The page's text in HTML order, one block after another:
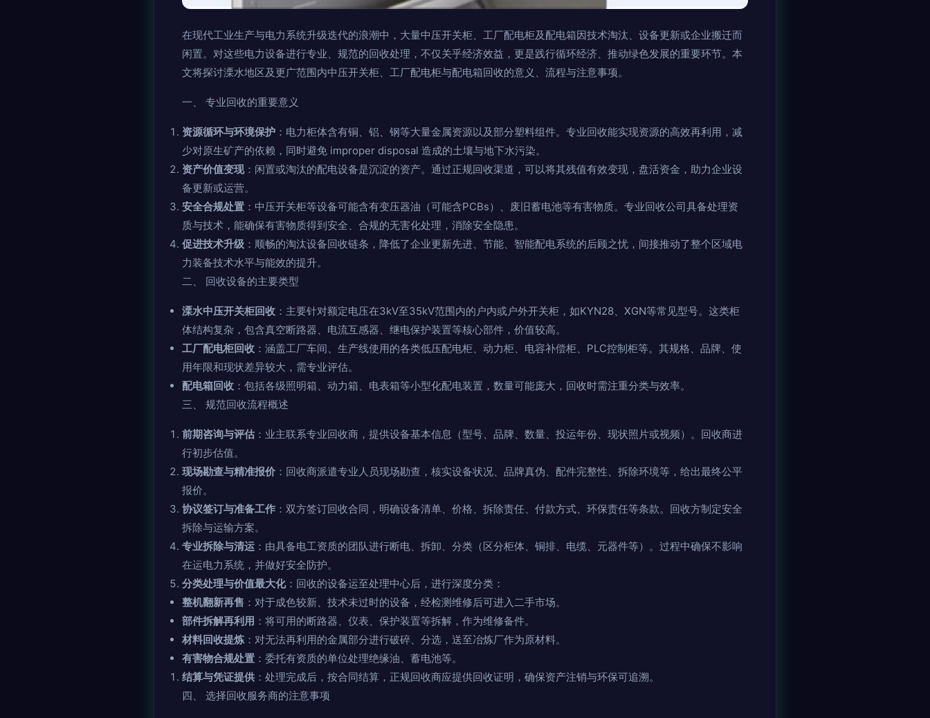
在现代工业生产与电力系统升级迭代的浪潮中，大量中压开关柜、工厂配电柜及配电箱因技术淘汰、设备更新或企业搬迁而
闲置。对这些电力设备进行专业、规范的回收处理，不仅关乎经济效益，更是践行循环经济、推动绿色发展的重要环节。本
文将探讨溧水地区及更广范围内中压开关柜、工厂配电柜与配电箱回收的意义、流程与注意事项。
一、 专业回收的重要意义
资源循环与环境保护 ：电力柜体含有铜、铝、钢等大量金属资源以及部分塑料组件。专业回收能实现资源的高效再利用，减
少对原生矿产的依赖，同时避免 improper disposal 造成的土壤与地下水污染。
资产价值变现：闲置或淘汰的配电设备是沉淀的资产。通过正规回收渠道，可以将其残值有效变现，盘活资金，助力企业设
备更新或运营。
安全合规处置 ：中压开关柜等设备可能含有变压器油（可能含PCBs）、废旧蓄电池等有害物质。专业回收公司具备处理资
质与技术，能确保有害物质得到安全、合规的无害化处理，消除安全隐患。
促进技术升级 ：顺畅的淘汰设备回收链条，降低了企业更新先进、节能、智能配电系统的后顾之忧，间接推动了整个区域电
力装备技术水平与能效的提升。
二、 回收设备的主要类型
溧水中压开关柜回收 ：主要针对额定电压在3kV至35kV范围内的户内或户外开关柜，如KYN28、XGN等常见型号。这类柜
体结构复杂，包含真空断路器、电流互感器、继电保护装置等核心部件，价值较高。
工厂配电柜回收 ：涵盖工厂车间、生产线使用的各类低压配电柜、动力柜、电容补偿柜、PLC控制柜等。其规格、品牌、使
用年限和现状差异较大，需专业评估。
配电箱回收 ：包括各级照明箱、动力箱、电表箱等小型化配电装置，数量可能庞大，回收时需注重分类与效率。
三、 规范回收流程概述
前期咨询与评估 ：业主联系专业回收商，提供设备基本信息（型号、品牌、数量、投运年份、现状照片或视频）。回收商进
行初步估值。
现场勘查与精准报价 ：回收商派遣专业人员现场勘查，核实设备状况、品牌真伪、配件完整性、拆除环境等，给出最终公平
报价。
协议签订与准备工作 ：双方签订回收合同，明确设备清单、价格、拆除责任、付款方式、环保责任等条款。回收方制定安全
拆除与运输方案。
专业拆除与清运 ：由具备电工资质的团队进行断电、拆卸、分类（区分柜体、铜排、电缆、元器件等）。过程中确保不影响
在运电力系统，并做好安全防护。
分类处理与价值最大化：回收的设备运至处理中心后，进行深度分类：
整机翻新再售 ：对于成色较新、技术未过时的设备，经检测维修后可进入二手市场。
部件拆解再利用 ：将可用的断路器、仪表、保护装置等拆解，作为维修备件。
材料回收提炼：对无法再利用的金属部分进行破碎、分选，送至冶炼厂作为原材料。
有害物合规处置 ：委托有资质的单位处理绝缘油、蓄电池等。
结算与凭证提供 ：处理完成后，按合同结算，正规回收商应提供回收证明，确保资产注销与环保可追溯。
四、 选择回收服务商的注意事项